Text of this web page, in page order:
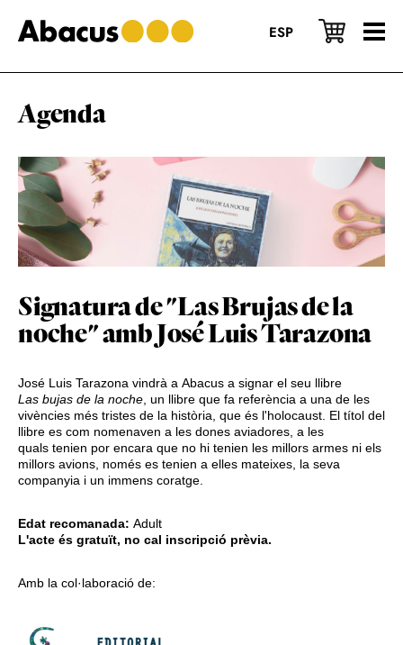
to
main
to
primary
to
footer
ESP
Agenda
Signatura de "Las Brujas de la
noche" amb José Luis Tarazona
José Luis Tarazona vindrà a Abacus a signar el seu llibre
Las bujas de la noche, un llibre que fa referència a una de les
vivències més tristes de la història, que és l'holocaust. El títol del
llibre es com nomenaven a les dones aviadores, a les
quals tenien por encara que no hi tenien les millors armes ni els
millors avions, només es tenien a elles mateixes, la seva
companyia i un immens coratge.
Edat recomanada: Adult
L'acte és gratuït, no cal inscripció prèvia.
Amb la col·laboració de: